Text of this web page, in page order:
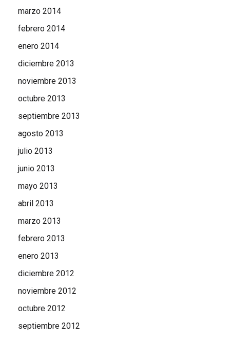
marzo 2014
febrero 2014
enero 2014
diciembre 2013
noviembre 2013
octubre 2013
septiembre 2013
agosto 2013
julio 2013
junio 2013
mayo 2013
abril 2013
marzo 2013
febrero 2013
enero 2013
diciembre 2012
noviembre 2012
octubre 2012
septiembre 2012